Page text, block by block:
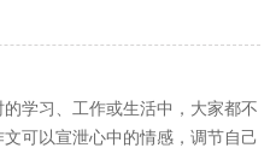
该怎么写吗？下面是小...
学习、工作或生活中，大家都不
可以宣泄心中的情感，调节自己